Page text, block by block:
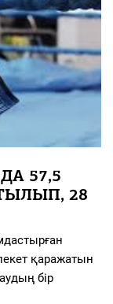
57,5
28
қаражатын
бір